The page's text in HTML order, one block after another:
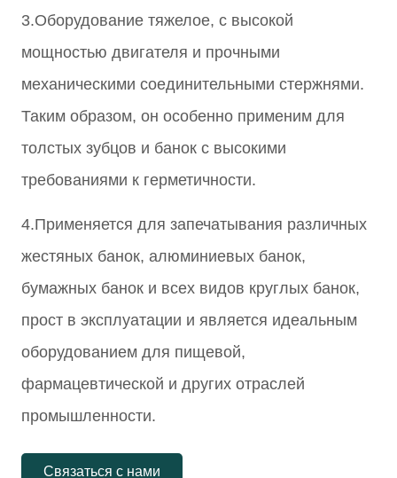
Связаться с нами